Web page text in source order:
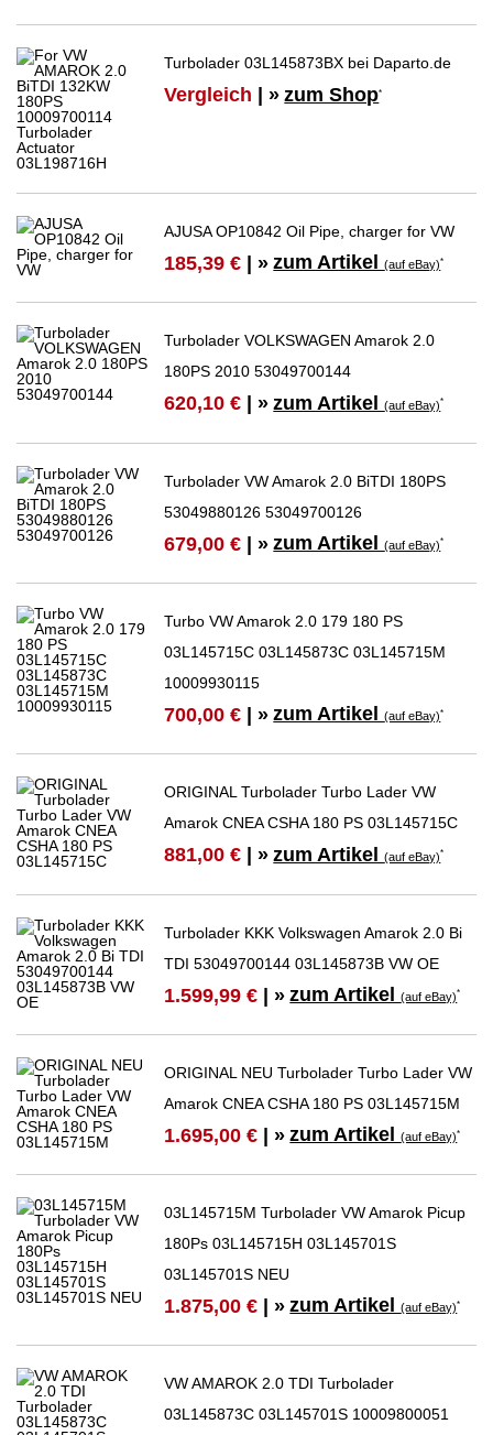
Turbolader 03L145873BX bei Daparto.de
Vergleich | » zum Shop*
AJUSA OP10842 Oil Pipe, charger for VW
185,39 € | » zum Artikel(auf eBay)*
Turbolader VOLKSWAGEN Amarok 2.0
180PS 2010 53049700144
620,10 € | » zum Artikel(auf eBay)*
Turbolader VW Amarok 2.0 BiTDI 180PS
53049880126 53049700126
679,00 € | » zum Artikel(auf eBay)*
Turbo VW Amarok 2.0 179 180 PS
03L145715C 03L145873C 03L145715M
10009930115
700,00 € | » zum Artikel(auf eBay)*
ORIGINAL Turbolader Turbo Lader VW
Amarok CNEA CSHA 180 PS 03L145715C
881,00 € | » zum Artikel(auf eBay)*
Turbolader KKK Volkswagen Amarok 2.0 Bi
TDI 53049700144 03L145873B VW OE
1.599,99 € | » zum Artikel(auf eBay)*
ORIGINAL NEU Turbolader Turbo Lader VW
Amarok CNEA CSHA 180 PS 03L145715M
1.695,00 € | » zum Artikel(auf eBay)*
03L145715M Turbolader VW Amarok Picup
180Ps 03L145715H 03L145701S
03L145701S NEU
1.875,00 € | » zum Artikel(auf eBay)*
VW AMAROK 2.0 TDI Turbolader
03L145873C 03L145701S 10009800051